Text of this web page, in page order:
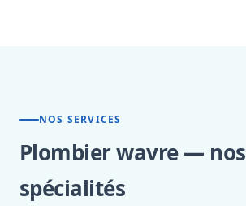
NOS SERVICES
Plombier wavre — nos
spécialités